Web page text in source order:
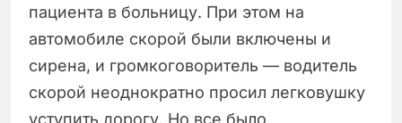
пациента в больницу. При этом на
автомобиле скорой были включены и
сирена, и громкоговоритель — водитель
скорой неоднократно просил легковушку
уступить дорогу. Но все было